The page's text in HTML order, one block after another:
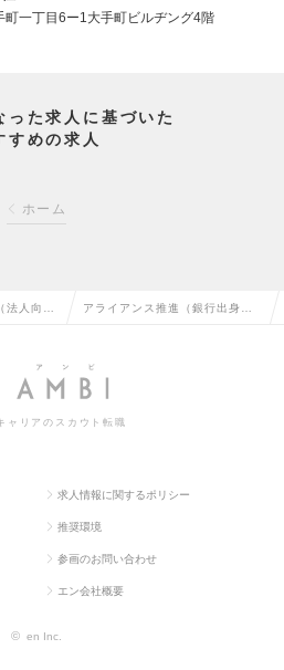
一丁目6ー1大手町ビルヂング4階
った求人に基づいた
すめの求人
ホーム
法人向 アライアンス推進（銀行出身者
ャリアのスカウト転職
求人情報に関するポリシー
推奨環境
参画のお問い合わせ
エン会社概要
© en Inc.